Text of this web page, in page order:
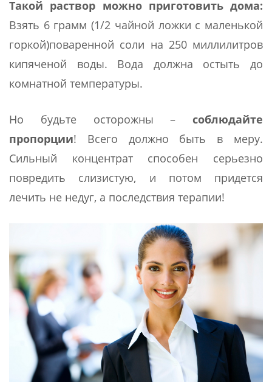
Такой раствор можно приготовить дома:
Взять 6 грамм (1/2 чайной ложки с маленькой
горкой)поваренной соли на 250 миллилитров
кипяченой воды. Вода должна остыть до
комнатной температуры.
Но будьте осторожны – соблюдайте
пропорции! Всего должно быть в меру.
Сильный концентрат способен серьезно
повредить слизистую, и потом придется
лечить не недуг, а последствия терапии!